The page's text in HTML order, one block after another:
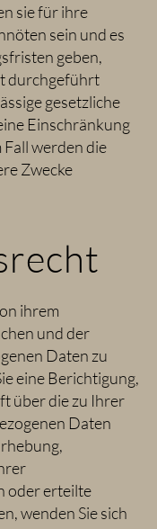
sie für ihre
sein und es
geben,
durchgeführt
gesetzliche
Einschränkung
werden die
Zwecke
ihrem
und der
Daten zu
eine Berichtigung,
über die zu Ihrer
Daten
oder erteilte
wenden Sie sich